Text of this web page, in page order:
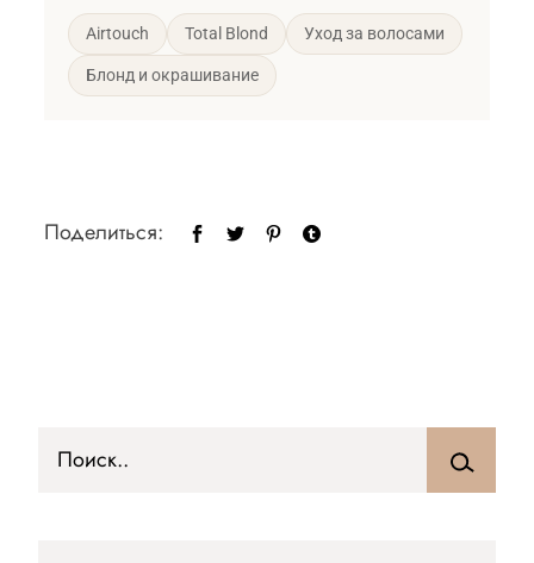
Airtouch Total Blond Уход за волосами
Блонд и окрашивание
Поделиться: